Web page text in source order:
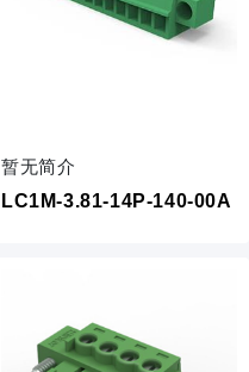
暂无简介
LC1M-3.81-14P-140-00A